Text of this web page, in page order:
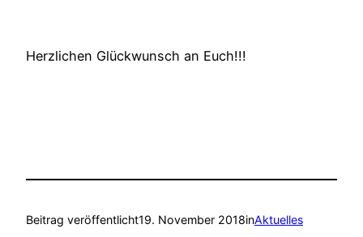
Herzlichen Glückwunsch an Euch!!!
Beitrag veröffentlicht19. November 2018inAktuelles